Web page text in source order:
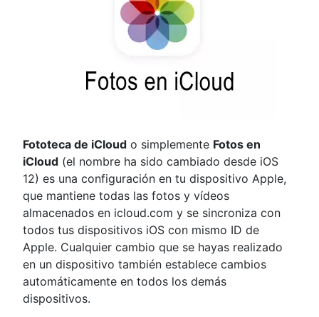
Fototeca de iCloud o simplemente Fotos en
iCloud (el nombre ha sido cambiado desde iOS
12) es una configuración en tu dispositivo Apple,
que mantiene todas las fotos y vídeos
almacenados en icloud.com y se sincroniza con
todos tus dispositivos iOS con mismo ID de
Apple. Cualquier cambio que se hayas realizado
en un dispositivo también establece cambios
automáticamente en todos los demás
dispositivos.